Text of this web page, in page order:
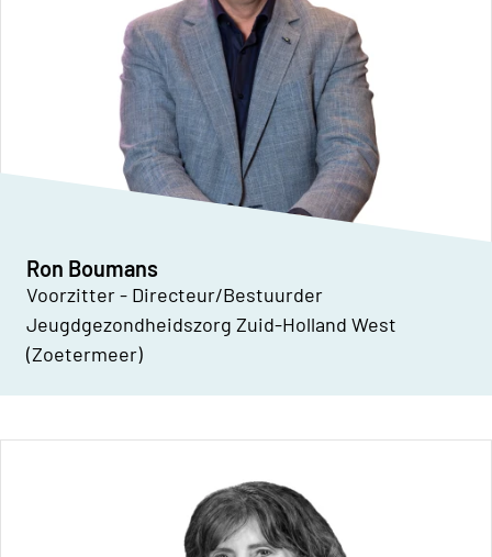
Ron Boumans
Voorzitter - Directeur/Bestuurder
Jeugdgezondheidszorg Zuid-Holland West
(Zoetermeer)